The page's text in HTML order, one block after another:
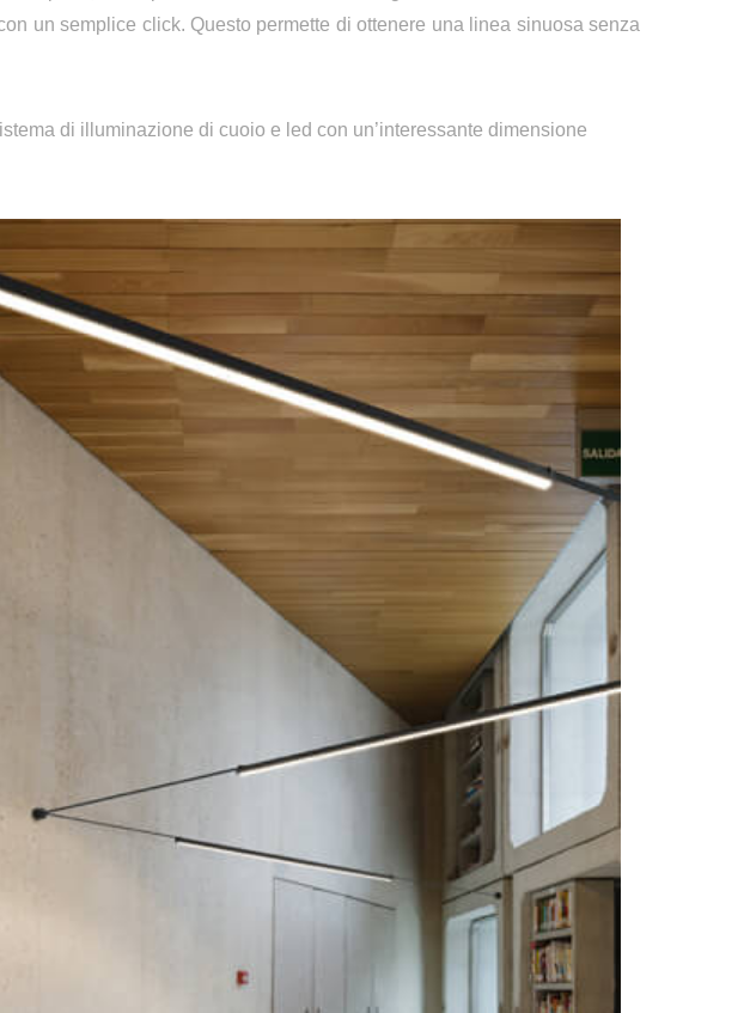
un semplice click. Questo permette di ottenere una linea sinuosa senza
di illuminazione di cuoio e led con un’interessante dimensione